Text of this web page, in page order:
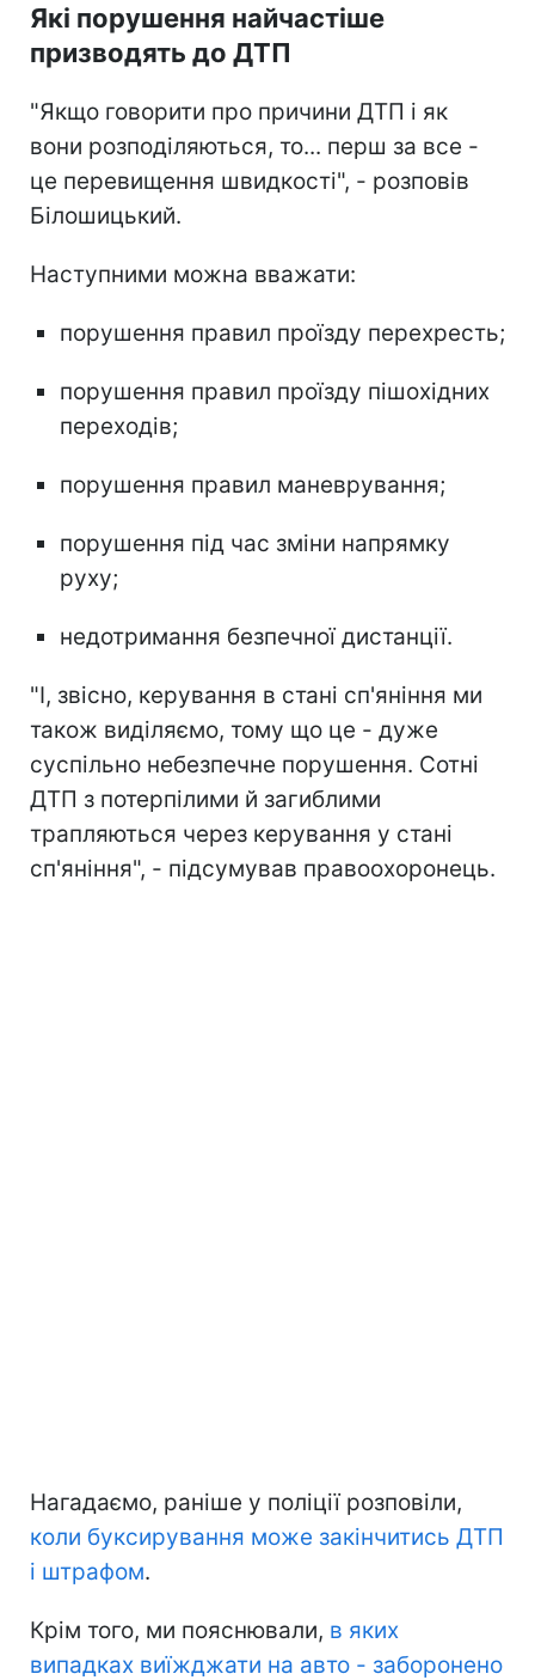
Які порушення найчастіше
призводять до ДТП
"Якщо говорити про причини ДТП і як
вони розподіляються, то... перш за все -
це перевищення швидкості", - розповів
Білошицький.
Наступними можна вважати:
порушення правил проїзду перехресть;
порушення правил проїзду пішохідних
переходів;
порушення правил маневрування;
порушення під час зміни напрямку
руху;
недотримання безпечної дистанції.
"І, звісно, керування в стані сп'яніння ми
також виділяємо, тому що це - дуже
суспільно небезпечне порушення. Сотні
ДТП з потерпілими й загиблими
трапляються через керування у стані
сп'яніння", - підсумував правоохоронець.
Нагадаємо, раніше у поліції розповіли,
коли буксирування може закінчитись ДТП
і штрафом.
Крім того, ми пояснювали, в яких
випадках виїжджати на авто - заборонено